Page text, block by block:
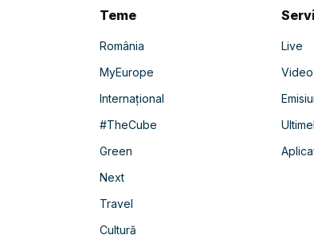
Teme
România
MyEurope
Internațional
#TheCube
Green
Next
Travel
Cultură
Live
Video